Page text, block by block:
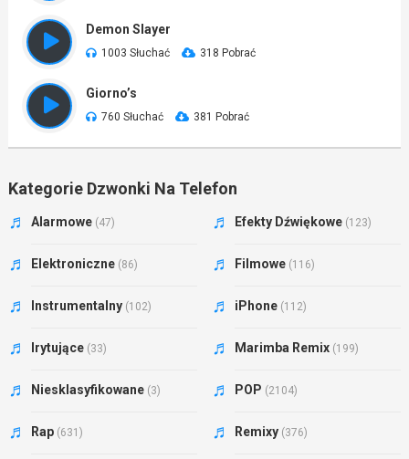
Demon Slayer
1003 Słuchać 318 Pobrać
Giorno’s
760 Słuchać 381 Pobrać
Kategorie Dzwonki Na Telefon
Alarmowe (47) Efekty Dźwiękowe (123)
Elektroniczne (86) Filmowe (116)
Instrumentalny (102) iPhone (112)
Irytujące (33) Marimba Remix (199)
Niesklasyfikowane (3) POP (2104)
Rap (631) Remixy (376)